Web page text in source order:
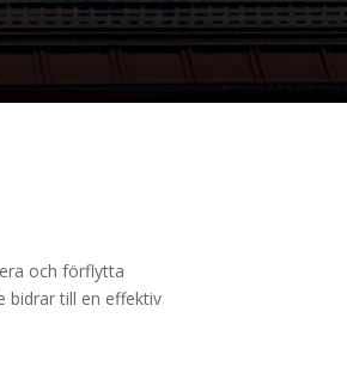
och förflytta
bidrar till en effektiv